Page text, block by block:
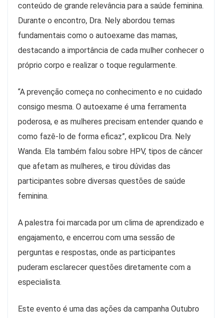
conteúdo de grande relevância para a saúde feminina.
Durante o encontro, Dra. Nely abordou temas
fundamentais como o autoexame das mamas,
destacando a importância de cada mulher conhecer o
próprio corpo e realizar o toque regularmente.
“A prevenção começa no conhecimento e no cuidado
consigo mesma. O autoexame é uma ferramenta
poderosa, e as mulheres precisam entender quando e
como fazê-lo de forma eficaz”, explicou Dra. Nely
Wanda. Ela também falou sobre HPV, tipos de câncer
que afetam as mulheres, e tirou dúvidas das
participantes sobre diversas questões de saúde
feminina.
A palestra foi marcada por um clima de aprendizado e
engajamento, e encerrou com uma sessão de
perguntas e respostas, onde as participantes
puderam esclarecer questões diretamente com a
especialista.
Este evento é uma das ações da campanha Outubro